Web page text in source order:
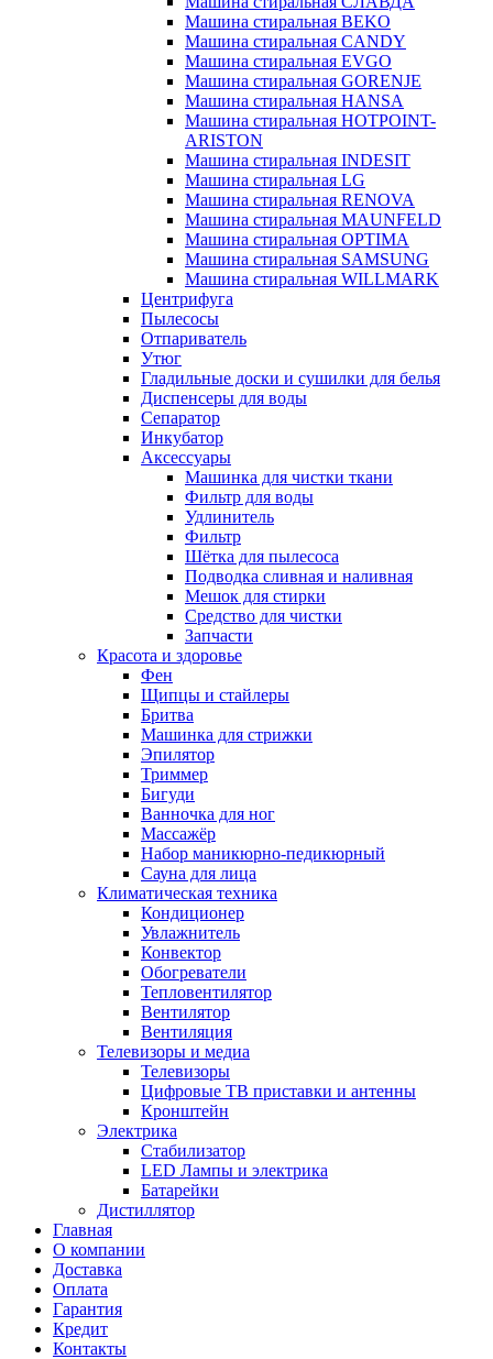
Машина стиральная BEKO
Машина стиральная CANDY
Машина стиральная EVGO
Машина стиральная GORENJE
Машина стиральная HANSA
Машина стиральная HOTPOINT-
ARISTON
Машина стиральная INDESIT
Машина стиральная LG
Машина стиральная RENOVA
Машина стиральная MAUNFELD
Машина стиральная OPTIMA
Машина стиральная SAMSUNG
Машина стиральная WILLMARK
Центрифуга
Пылесосы
Отпариватель
Утюг
Гладильные доски и сушилки для белья
Диспенсеры для воды
Сепаратор
Инкубатор
Аксессуары
Машинка для чистки ткани
Фильтр для воды
Удлинитель
Фильтр
Шётка для пылесоса
Подводка сливная и наливная
Мешок для стирки
Средство для чистки
Запчасти
Красота и здоровье
Фен
Щипцы и стайлеры
Бритва
Машинка для стрижки
Эпилятор
Триммер
Бигуди
Ванночка для ног
Массажёр
Набор маникюрно-педикюрный
Сауна для лица
Климатическая техника
Кондиционер
Увлажнитель
Конвектор
Обогреватели
Тепловентилятор
Вентилятор
Вентиляция
Телевизоры и медиа
Телевизоры
Цифровые ТВ приставки и антенны
Кронштейн
Электрика
Стабилизатор
LED Лампы и электрика
Батарейки
Дистиллятор
Главная
О компании
Доставка
Оплата
Гарантия
Кредит
Контакты